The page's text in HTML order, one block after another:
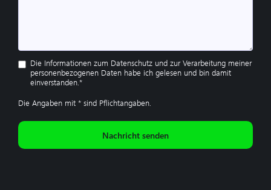
Die Informationen zum Datenschutz und zur Verarbeitung meiner
personenbezogenen Daten habe ich gelesen und bin damit
einverstanden.*
Die Angaben mit * sind Pflichtangaben.